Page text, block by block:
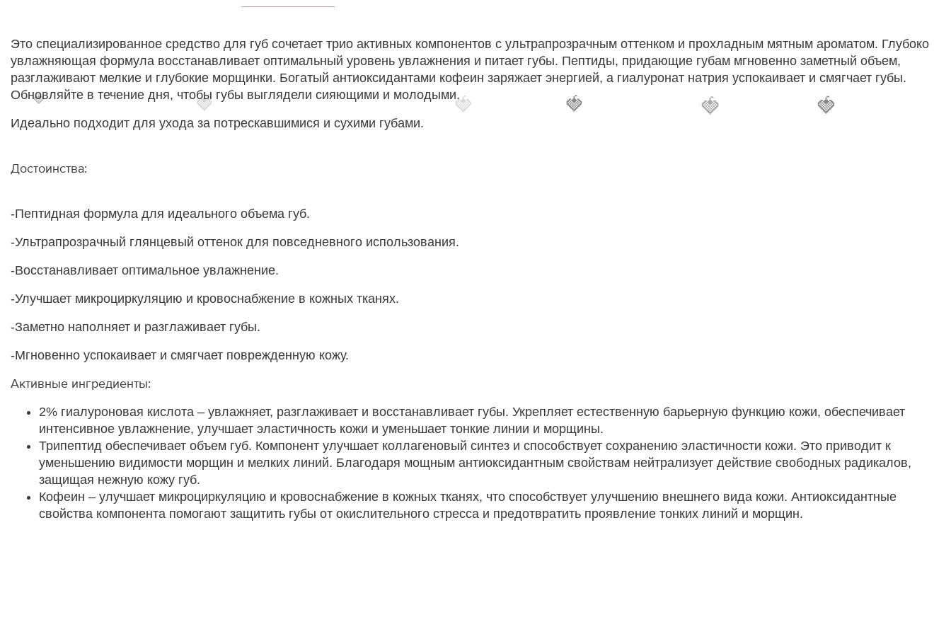
Это специализированное средство для губ сочетает трио активных компонентов с ультрапрозрачным оттенком и прохладным мятным ароматом. Глубоко
увлажняющая формула восстанавливает оптимальный уровень увлажнения и питает губы. Пептиды, придающие губам мгновенно заметный объем,
разглаживают мелкие и глубокие морщинки. Богатый антиоксидантами кофеин заряжает энергией, а гиалуронат натрия успокаивает и смягчает губы.
Обновляйте в течение дня, чтобы губы выглядели сияющими и молодыми.
Идеально подходит для ухода за потрескавшимися и сухими губами.
Достоинства:
-Пептидная формула для идеального объема губ.
-Ультрапрозрачный глянцевый оттенок для повседневного использования.
-Восстанавливает оптимальное увлажнение.
-Улучшает микроциркуляцию и кровоснабжение в кожных тканях.
-Заметно наполняет и разглаживает губы.
-Мгновенно успокаивает и смягчает поврежденную кожу.
Активные ингредиенты:
2% гиалуроновая кислота – увлажняет, разглаживает и восстанавливает губы. Укрепляет естественную барьерную функцию кожи, обеспечивает
интенсивное увлажнение, улучшает эластичность кожи и уменьшает тонкие линии и морщины.
Трипептид обеспечивает объем губ. Компонент улучшает коллагеновый синтез и способствует сохранению эластичности кожи. Это приводит к
уменьшению видимости морщин и мелких линий. Благодаря мощным антиоксидантным свойствам нейтрализует действие свободных радикалов,
защищая нежную кожу губ.
Кофеин – улучшает микроциркуляцию и кровоснабжение в кожных тканях, что способствует улучшению внешнего вида кожи. Антиоксидантные
свойства компонента помогают защитить губы от окислительного стресса и предотвратить проявление тонких линий и морщин.
🍓
🍓 🍓 🍓 🍓
🍓